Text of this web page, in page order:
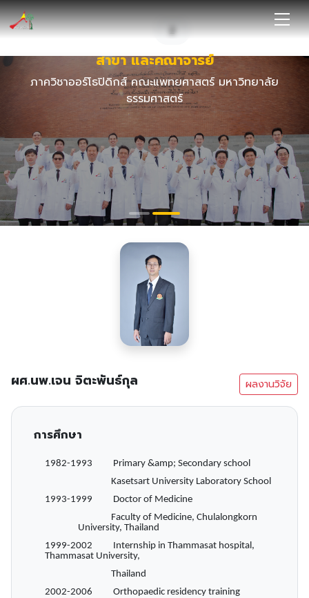
1 2
สาขา และคณาจารย์
ภาควิชาออร์โธปิดิกส์ คณะแพทยศาสตร์ มหาวิทยาลัย
ธรรมศาสตร์
ผศ.นพ.เจน จิตะพันธ์กุล ผลงานวิจัย
การศึกษา
1982-1993 Primary &amp; Secondary school
Kasetsart University Laboratory School
1993-1999 Doctor of Medicine
Faculty of Medicine, Chulalongkorn
University, Thailand
1999-2002 Internship in Thammasat hospital,
Thammasat University,
Thailand
2002-2006 Orthopaedic residency training